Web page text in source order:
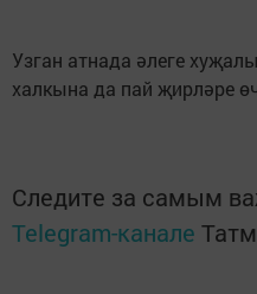
Узган атнада әлеге
халкына да пай җирләре
Следите за самым
Telegram-канале